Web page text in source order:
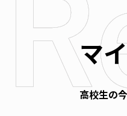
マ
高校生の